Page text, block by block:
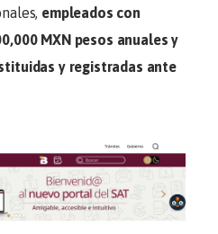
empleados con
MXN pesos anuales y
y registradas ante